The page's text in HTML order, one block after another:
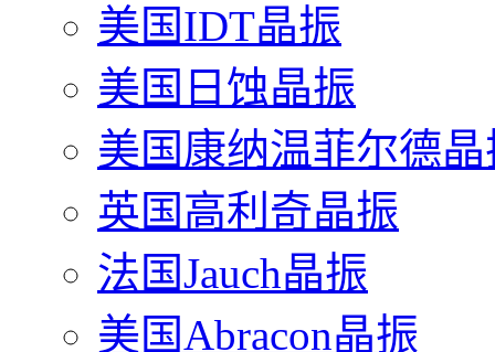
美国IDT晶振
美国日蚀晶振
美国康纳温菲尔德晶
英国高利奇晶振
法国Jauch晶振
美国Abracon晶振